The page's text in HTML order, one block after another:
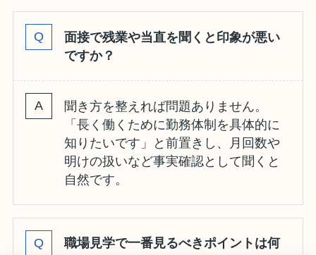
面接で残業や当直を聞くと印象が悪い
ですか？
聞き方を整えれば問題ありません。
「長く働くために勤務体制を具体的に
知りたいです」と前置きし、月回数や
明けの扱いなど事実確認として聞くと
自然です。
職場見学で一番見るべきポイントは何